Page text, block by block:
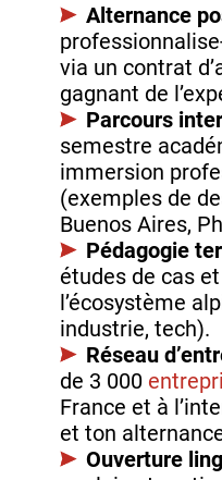
Alternance
via un contrat
gagnant de
Parcours
semestre
immersion
(exemples de
Buenos Aires,
Pédagogie
études de cas
l’écosystème
industrie, tech).
Réseau
de 3 000
France et à
et ton
Ouverture